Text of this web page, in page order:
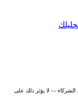
— لا يؤثر ذلك على